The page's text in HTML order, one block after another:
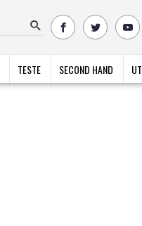
TESTE SECOND HAND